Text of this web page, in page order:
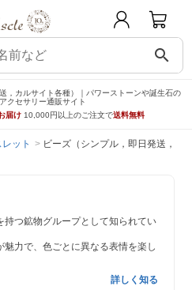
search
，カルサイト各種）｜パワーストーンや誕生石の
クセサリー通販サイト
届け 10,000円以上のご注文で送料無料
ット ビーズ（シンプル，即日発送，カ
持つ鉱物グループとして知られてい
力で、色ごとに異なる表情を楽し
詳しく知る